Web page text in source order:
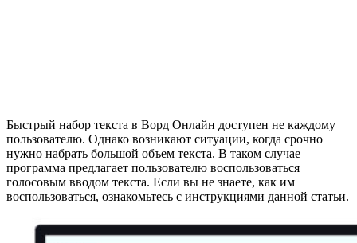
Быстрый набор текста в Ворд Онлайн доступен не каждому
пользователю. Однако возникают ситуации, когда срочно
нужно набрать большой объем текста. В таком случае
программа предлагает пользователю воспользоваться
голосовым вводом текста. Если вы не знаете, как им
воспользоваться, ознакомьтесь с инструкциями данной статьи.